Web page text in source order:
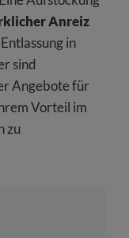
Anreiz
in
sind
Angebote für
Vorteil im
zu